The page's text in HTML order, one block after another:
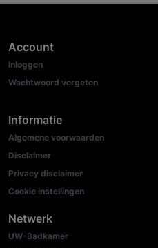
Account
Inloggen
Wachtwoord vergeten
Informatie
Algemene voorwaarden
Disclaimer
Privacy disclaimer
Cookie instellingen
Netwerk
UW-Badkamer